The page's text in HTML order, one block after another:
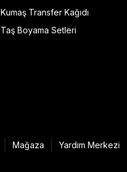
Kumaş Transfer Kağıdı
Taş Boyama Setleri
Mağaza Yardım Merkezi